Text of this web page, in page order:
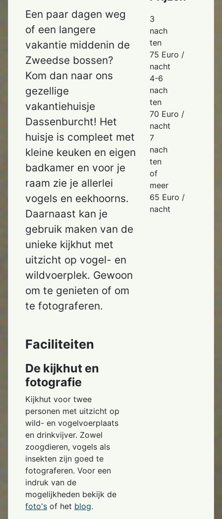
Een paar dagen weg
of een langere
vakantie middenin de
Zweedse bossen?
Kom dan naar ons
gezellige
vakantiehuisje
Dassenburcht! Het
huisje is compleet met
kleine keuken en eigen
badkamer en voor je
raam zie je allerlei
vogels en eekhoorns.
Daarnaast kan je
gebruik maken van de
unieke kijkhut met
uitzicht op vogel- en
wildvoerplek. Gewoon
om te genieten of om
te fotograferen.
Faciliteiten
De kijkhut en
fotografie
Kijkhut voor twee
personen met uitzicht op
wild- en vogelvoerplaats
en drinkvijver. Zowel
zoogdieren, vogels als
insekten zijn goed te
fotograferen. Voor een
indruk van de
mogelijkheden bekijk de
foto's of het blog.
3
nach
ten
75 Euro /
nacht
4-6
nach
ten
70 Euro /
nacht
7
nach
ten
of
meer
65 Euro /
nacht